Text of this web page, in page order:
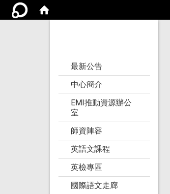
最新公告
中心簡介
EMI推動資源辦公
室
師資陣容
英語文課程
英檢專區
國際語文走廊